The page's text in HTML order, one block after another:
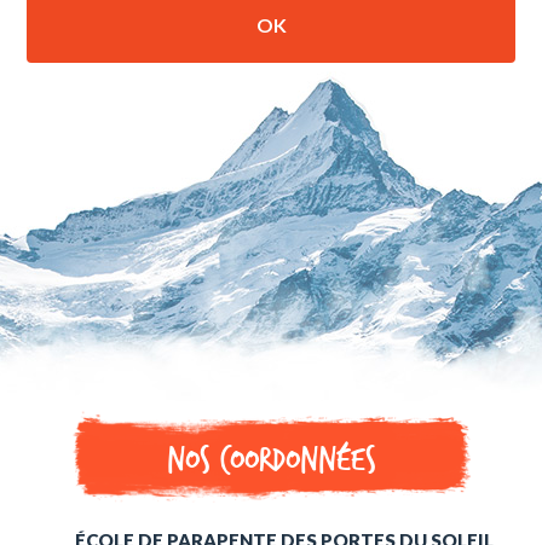
Nos coordonnées
ÉCOLE DE PARAPENTE DES PORTES DU SOLEIL